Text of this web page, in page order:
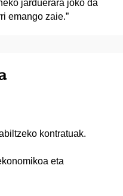
jarduerara joko da
emango zaie.”
kontratuak.
eta